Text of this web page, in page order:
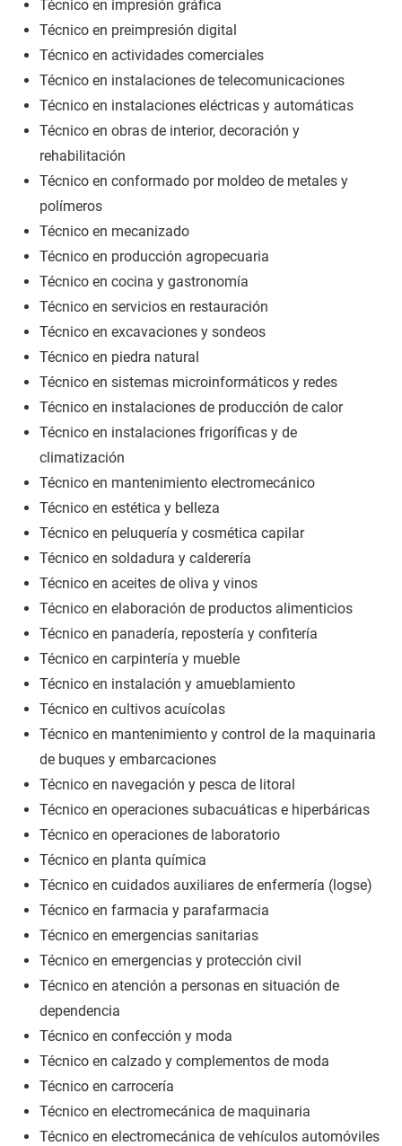
Técnico en impresión gráfica
Técnico en preimpresión digital
Técnico en actividades comerciales
Técnico en instalaciones de telecomunicaciones
Técnico en instalaciones eléctricas y automáticas
Técnico en obras de interior, decoración y
rehabilitación
Técnico en conformado por moldeo de metales y
polímeros
Técnico en mecanizado
Técnico en producción agropecuaria
Técnico en cocina y gastronomía
Técnico en servicios en restauración
Técnico en excavaciones y sondeos
Técnico en piedra natural
Técnico en sistemas microinformáticos y redes
Técnico en instalaciones de producción de calor
Técnico en instalaciones frigoríficas y de
climatización
Técnico en mantenimiento electromecánico
Técnico en estética y belleza
Técnico en peluquería y cosmética capilar
Técnico en soldadura y calderería
Técnico en aceites de oliva y vinos
Técnico en elaboración de productos alimenticios
Técnico en panadería, repostería y confitería
Técnico en carpintería y mueble
Técnico en instalación y amueblamiento
Técnico en cultivos acuícolas
Técnico en mantenimiento y control de la maquinaria
de buques y embarcaciones
Técnico en navegación y pesca de litoral
Técnico en operaciones subacuáticas e hiperbáricas
Técnico en operaciones de laboratorio
Técnico en planta química
Técnico en cuidados auxiliares de enfermería (logse)
Técnico en farmacia y parafarmacia
Técnico en emergencias sanitarias
Técnico en emergencias y protección civil
Técnico en atención a personas en situación de
dependencia
Técnico en confección y moda
Técnico en calzado y complementos de moda
Técnico en carrocería
Técnico en electromecánica de maquinaria
Técnico en electromecánica de vehículos automóviles